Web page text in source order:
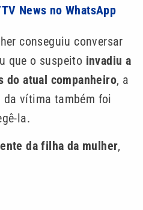
News no WhatsApp
conseguiu conversar
que o suspeito invadiu a
do atual companheiro, a
da vítima também foi
la.
da filha da mulher,